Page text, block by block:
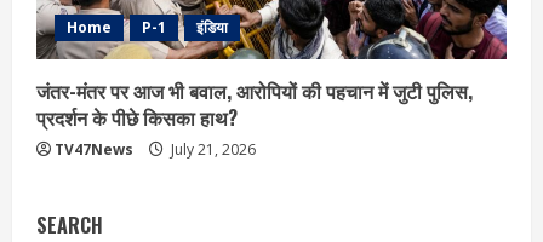
Home P-1 इंडिया
जंतर-मंतर पर आज भी बवाल, आरोपियों की पहचान में जुटी पुलिस,
प्रदर्शन के पीछे किसका हाथ?
TV47News July 21, 2026
SEARCH